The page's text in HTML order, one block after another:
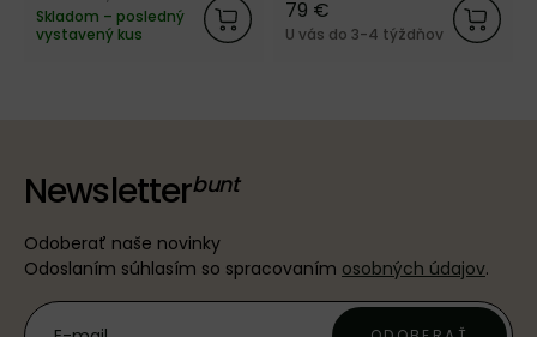
Skladom – posledný
vystavený kus
79 €
U vás do 3-4 týždňov
Newsletter
Odoberať naše novinky
Odoslaním súhlasím so spracovaním osobných údajov.